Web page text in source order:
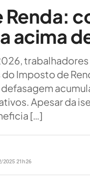
acima
Imposto de
Apesar da
[…]
2025 21h26